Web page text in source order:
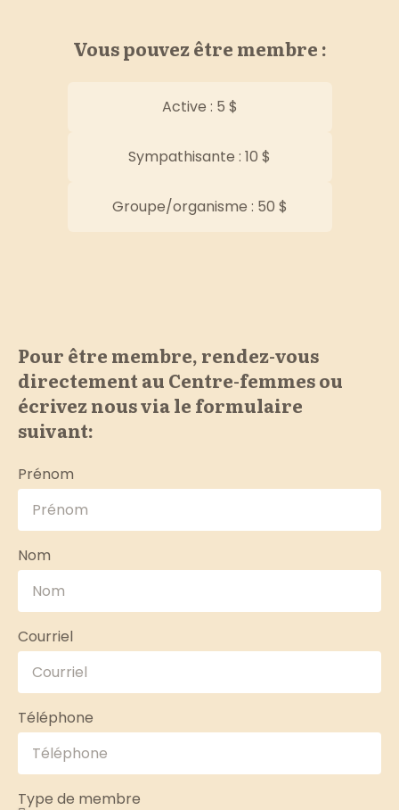
Vous pouvez être membre :
Active : 5 $
Sympathisante : 10 $
Groupe/organisme : 50 $
Pour être membre, rendez-vous
directement au Centre-femmes ou
écrivez nous via le formulaire
suivant:
Prénom
Nom
Courriel
Téléphone
Type de membre